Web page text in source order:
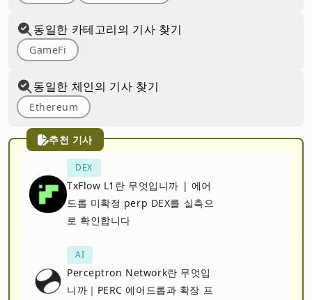
추천 기사
DEX
TxFlow L1란 무엇입니까 | 에어
드롭 미확정 perp DEX를 실측으
로 확인합니다
AI
Perceptron Network란 무엇입
니까｜PERC 에어드롭과 확장 프
동일한 카테고리의 기사 찾기
GameFi
동일한 체인의 기사 찾기
Ethereum